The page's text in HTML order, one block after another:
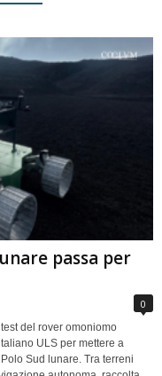
passa per
0
del rover omoniomo
ULS per mettere a
Sud lunare. Tra terreni